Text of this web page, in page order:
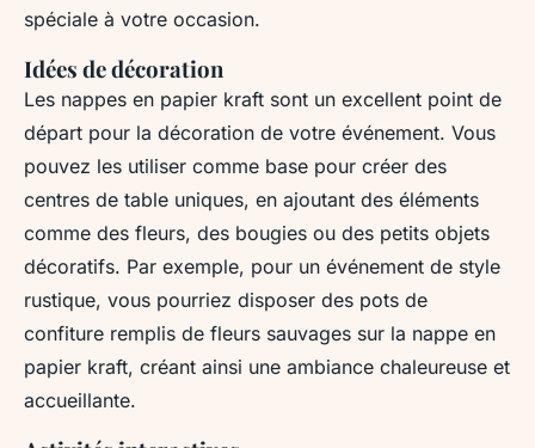
spéciale à votre occasion.
Idées de décoration
Les nappes en papier kraft sont un excellent point de
départ pour la décoration de votre événement. Vous
pouvez les utiliser comme base pour créer des
centres de table uniques, en ajoutant des éléments
comme des fleurs, des bougies ou des petits objets
décoratifs. Par exemple, pour un événement de style
rustique, vous pourriez disposer des pots de
confiture remplis de fleurs sauvages sur la nappe en
papier kraft, créant ainsi une ambiance chaleureuse et
accueillante.